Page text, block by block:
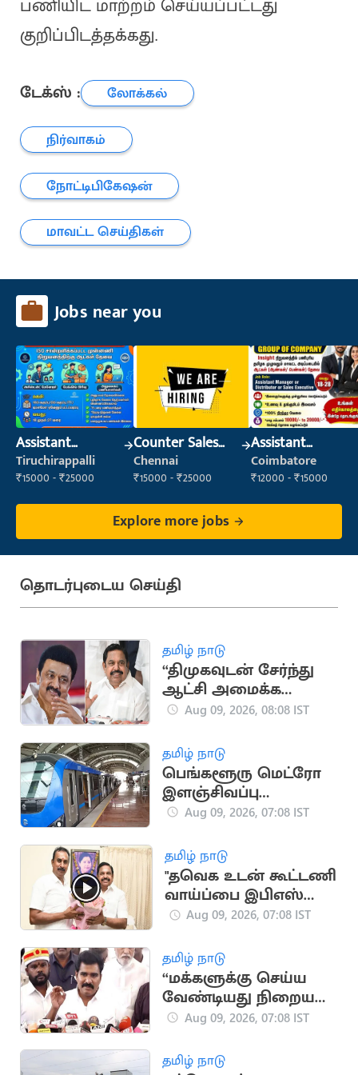
பணியிட மாற்றம் செய்யப்பட்டது
குறிப்பிடத்தக்கது.
டேக்ஸ் :
லோக்கல்
நிர்வாகம்
நோட்டிபிகேஷன்
மாவட்ட செய்திகள்
Jobs near you
Assistant
Manager
Tiruchirappalli
₹15000 - ₹25000
Counter Sales
Executive (Retail
Sales)
Chennai
₹15000 - ₹25000
Assistant
Manager
Coimbatore
₹12000 - ₹15000
Explore more jobs
தொடர்புடைய செய்தி
தமிழ் நாடு
“திமுகவுடன் சேர்ந்து
ஆட்சி அமைக்க
இபிஎஸ் எடுத்த முடிவு
எஸ்.பி.வேலுமணி
Aug 09, 2026, 08:08 IST
தமிழ் நாடு
பெங்களூரு மெட்ரோ
இளஞ்சிவப்பு
வழித்தடத்தில் ஆக.12-
தொடக்கம்
Aug 09, 2026, 07:08 IST
தமிழ் நாடு
"தவெக உடன் கூட்டணி
வாய்ப்பை இபிஎஸ்
பயன்படுத்தவில்லை"..
Aug 09, 2026, 07:08 IST
தமிழ் நாடு
“மக்களுக்கு செய்ய
வேண்டியது நிறைய
இருக்கு” - அமைச்சர்
Aug 09, 2026, 07:08 IST
தமிழ் நாடு